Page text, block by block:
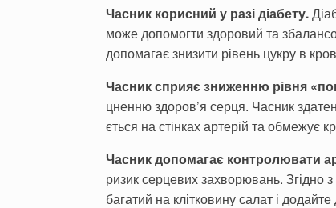
Часник корисний у разі діабету.
може допомогти здоровий та
допомагає знизити рівень цукру в
Часник сприяє зниженню рівня
цненню здоров’я серця. Часник
ється на стінках артерій та обмежує
Часник допомагає контролювати
ризик серцевих захворювань. Згідно
багатий на клітковину салат і